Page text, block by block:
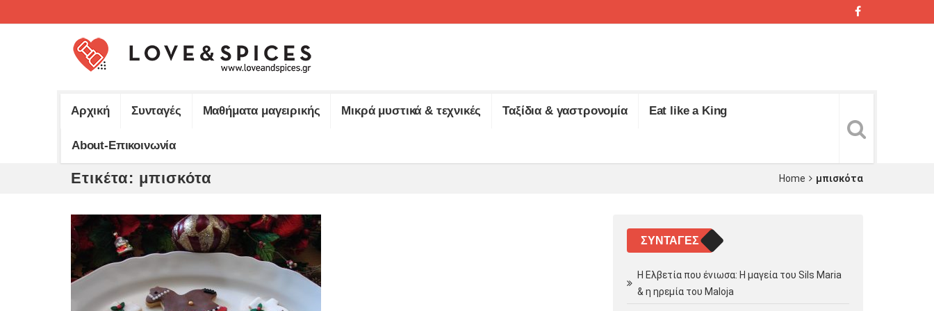
Αρχική Συνταγές Μαθήματα μαγειρικής Μικρά μυστικά & τεχνικές Ταξίδια & γαστρονομία Eat like a King
About-Επικοινωνία
Ετικέτα: μπισκότα Home μπισκότα
ΣΥΝΤΑΓΈΣ
Η Ελβετία που ένιωσα: Η μαγεία του Sils Maria
& η ηρεμία του Maloja